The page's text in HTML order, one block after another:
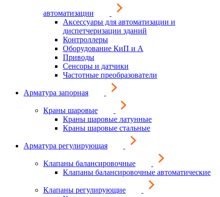
автоматизации
Аксессуары для автоматизации и
диспетчеризации зданий
Контроллеры
Оборудование КиП и А
Приводы
Сенсоры и датчики
Частотные преобразователи
Арматура запорная
Краны шаровые
Краны шаровые латунные
Краны шаровые стальные
Арматура регулирующая
Клапаны балансировочные
Клапаны балансировочные автоматические
Клапаны регулирующие